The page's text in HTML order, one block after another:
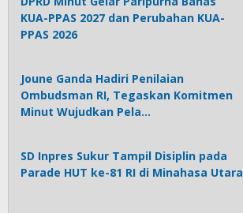
KUA-PPAS 2027 dan Perubahan KUA-
PPAS 2026
Joune Ganda Hadiri Penilaian
Ombudsman RI, Tegaskan Komitmen
Minut Wujudkan Pela…
SD Inpres Sukur Tampil Disiplin pada
Parade HUT ke-81 RI di Minahasa Utara